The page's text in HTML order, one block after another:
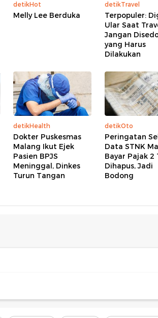
detikHot
Melly Lee Berduka
detikTravel
Terpopuler:
Ular Saat
Jangan
yang Harus
Dilakukan
detikHealth
Dokter Puskesmas
Malang Ikut Ejek
Pasien BPJS
Meninggal, Dinkes
Turun Tangan
detikOto
Peringatan
Data STNK
Bayar Pajak 2
Dihapus, Jadi
Bodong